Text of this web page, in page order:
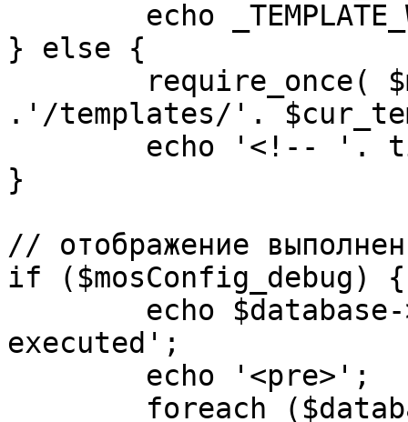
} else {
.'/templates/'.
}
// отображение
if ($mosConfig_debug) {
executed';